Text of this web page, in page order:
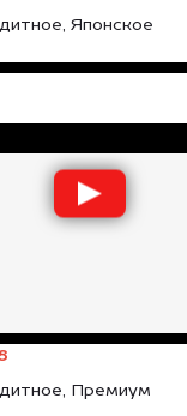
Японское
Премиум